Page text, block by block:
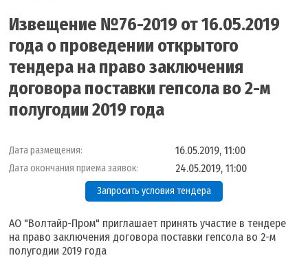
Извещение №76-2019 от 16.05.2019
года о проведении открытого
тендера на право заключения
договора поставки гепсола во 2-м
полугодии 2019 года
Дата размещения: 16.05.2019, 11:00
Дата окончания приема заявок: 24.05.2019, 11:00
Запросить условия тендера
АО "Волтайр-Пром" приглашает принять участие в тендере
на право заключения договора поставки гепсола во 2-м
полугодии 2019 года